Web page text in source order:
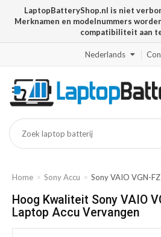
LaptopBatteryShop.nl is niet
Merknamen en modelnummers
compatibiliteit aan
Nederlands
Home Sony Accu Sony VAIO VGN-
Hoog Kwaliteit Sony VAIO
Laptop Accu Vervangen